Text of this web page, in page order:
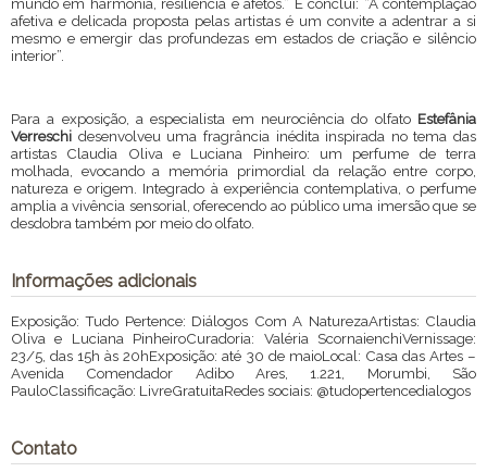
afetiva e delicada proposta pelas artistas é um convite a adentrar a si
mesmo e emergir das profundezas em estados de criação e silêncio
interior”.
Para a exposição, a especialista em neurociência do olfato Estefânia
Verreschi desenvolveu uma fragrância inédita inspirada no tema das
artistas Claudia Oliva e Luciana Pinheiro: um perfume de terra
molhada, evocando a memória primordial da relação entre corpo,
natureza e origem. Integrado à experiência contemplativa, o perfume
amplia a vivência sensorial, oferecendo ao público uma imersão que se
desdobra também por meio do olfato.
Informações adicionais
Exposição: Tudo Pertence: Diálogos Com A NaturezaArtistas: Claudia
Oliva e Luciana PinheiroCuradoria: Valéria ScornaienchiVernissage:
23/5, das 15h às 20hExposição: até 30 de maioLocal: Casa das Artes –
Avenida Comendador Adibo Ares, 1.221, Morumbi, São
PauloClassificação: LivreGratuitaRedes sociais: @tudopertencedialogos
Contato